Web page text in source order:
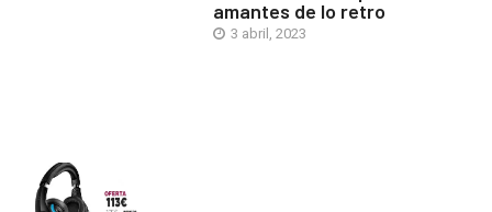
amantes de lo retro
3 abril, 2023